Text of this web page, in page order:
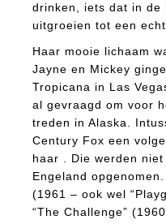
drinken, iets dat in de
uitgroeien tot een
Haar mooie lichaam
Jayne en Mickey
Tropicana in Las
al gevraagd om voor
treden in Alaska.
Century Fox een
haar . Die werden
Engeland
(1961 – ook wel
“The Challenge”